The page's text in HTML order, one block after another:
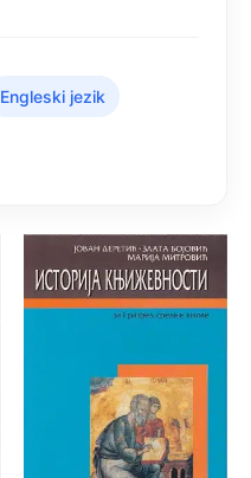
Engleski jezik